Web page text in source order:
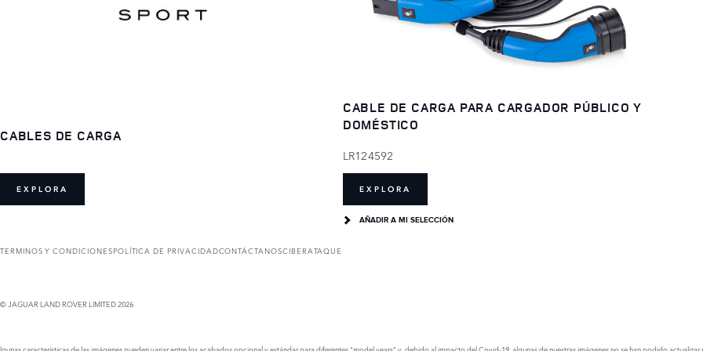
CABLES DE CARGA
EXPLORA
CABLE DE CARGA PARA CARGADOR PÚBLICO Y
DOMÉSTICO
LR124592
EXPLORA
AÑADIR A MI SELECCIÓN
TERMINOS Y CONDICIONESPOLÍTICA DE PRIVACIDADCONTÁCTANOSCIBERATAQUE
© JAGUAR LAND ROVER LIMITED 2026